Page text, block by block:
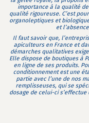
importance à la qualité
qualité rigoureuse. C’est
organoleptiques et
et
Il faut savoir que,
apiculteurs en France et
démarches qualitatives
Elle dispose de boutiques à
en ligne de ses produits.
conditionnement est une
partie avec l’une de nos
remplisseuses, qui se
dosage de celui-ci